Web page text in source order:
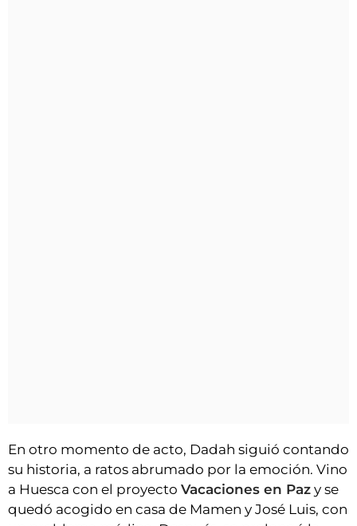
En otro momento de acto, Dadah siguió contando
su historia, a ratos abrumado por la emoción. Vino
a Huesca con el proyecto Vacaciones en Paz y se
quedó acogido en casa de Mamen y José Luis, con